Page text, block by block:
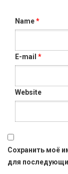
Name*
E-mail *
Website
Сохранить моё
для